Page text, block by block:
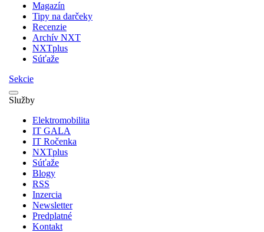
Magazín
Tipy na darčeky
Recenzie
Archív NXT
NXTplus
Súťaže
Sekcie
Služby
Elektromobilita
IT GALA
IT Ročenka
NXTplus
Súťaže
Blogy
RSS
Inzercia
Newsletter
Predplatné
Kontakt